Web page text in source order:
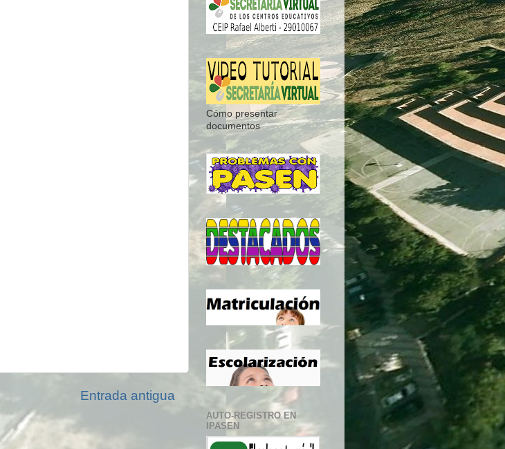
Entrada antigua
Cómo presentar
documentos
AUTO-REGISTRO EN
IPASEN